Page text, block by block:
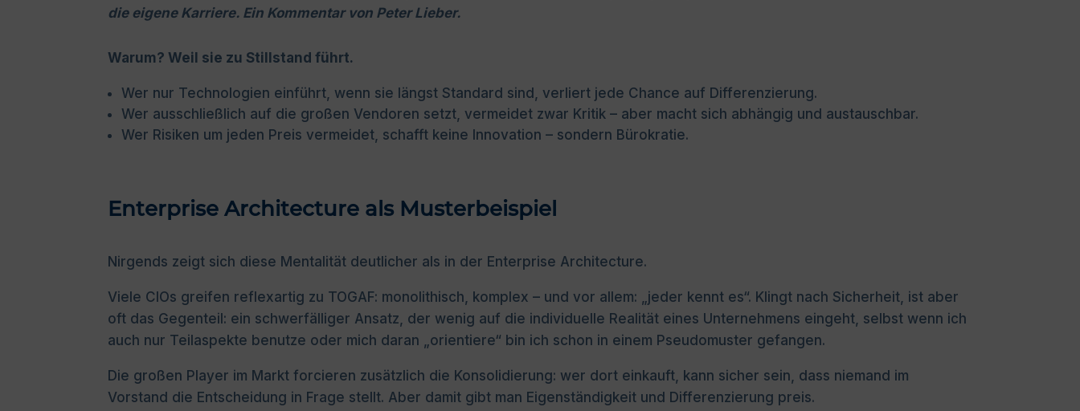
die eigene Karriere. Ein Kommentar von Peter Lieber.
Warum? Weil sie zu Stillstand führt.
Wer nur Technologien einführt, wenn sie längst Standard sind, verliert jede Chance auf Differenzierung.
Wer ausschließlich auf die großen Vendoren setzt, vermeidet zwar Kritik – aber macht sich abhängig und austauschbar.
Wer Risiken um jeden Preis vermeidet, schafft keine Innovation – sondern Bürokratie.
Enterprise Architecture als Musterbeispiel
Nirgends zeigt sich diese Mentalität deutlicher als in der Enterprise Architecture.
Viele CIOs greifen reflexartig zu TOGAF: monolithisch, komplex – und vor allem: „jeder kennt es“. Klingt nach Sicherheit, ist aber
oft das Gegenteil: ein schwerfälliger Ansatz, der wenig auf die individuelle Realität eines Unternehmens eingeht, selbst wenn ich
auch nur Teilaspekte benutze oder mich daran „orientiere“ bin ich schon in einem Pseudomuster gefangen.
Die großen Player im Markt forcieren zusätzlich die Konsolidierung: wer dort einkauft, kann sicher sein, dass niemand im
Vorstand die Entscheidung in Frage stellt. Aber damit gibt man Eigenständigkeit und Differenzierung preis.